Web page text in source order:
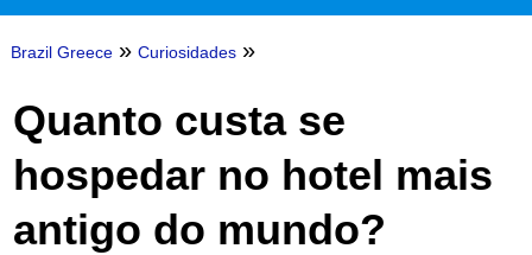
Brazil Greece » Curiosidades »
Quanto custa se
hospedar no hotel mais
antigo do mundo?